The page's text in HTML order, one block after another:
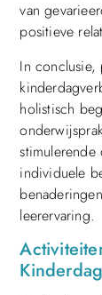
van
positieve
In conclusie,
holistisch
individuele
leerervaring.